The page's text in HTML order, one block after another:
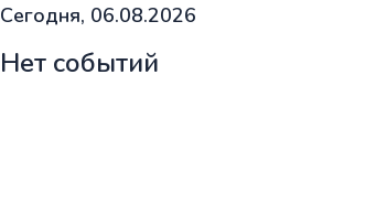
Сегодня, 06.08.2026
Нет событий